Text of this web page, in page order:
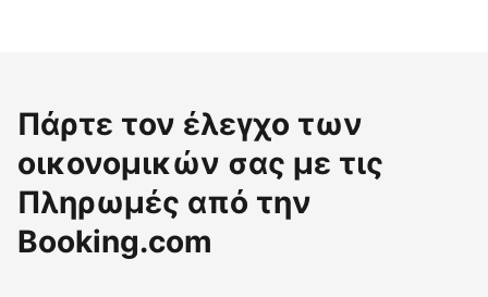
Πάρτε τον έλεγχο των
οικονομικών σας με τις
Πληρωμές από την
Booking.com